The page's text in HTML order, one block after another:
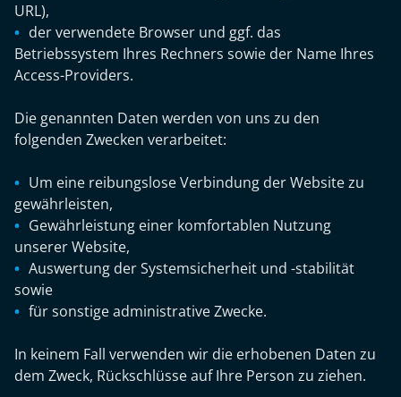
URL),
der verwendete Browser und ggf. das
Betriebssystem Ihres Rechners sowie der Name Ihres
Access-Providers.
Die genannten Daten werden von uns zu den
folgenden Zwecken verarbeitet:
Um eine reibungslose Verbindung der Website zu
gewährleisten,
Gewährleistung einer komfortablen Nutzung
unserer Website,
Auswertung der Systemsicherheit und -stabilität
sowie
für sonstige administrative Zwecke.
In keinem Fall verwenden wir die erhobenen Daten zu
dem Zweck, Rückschlüsse auf Ihre Person zu ziehen.